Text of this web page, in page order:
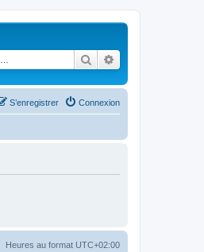
Rechercher
Connexion
S’enregistrer
Heures au format UTC+02:00